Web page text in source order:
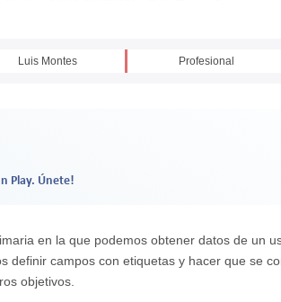
Luis Montes Profesional
Play. Únete!
en la que podemos obtener datos de un
definir campos con etiquetas y hacer que se
objetivos.